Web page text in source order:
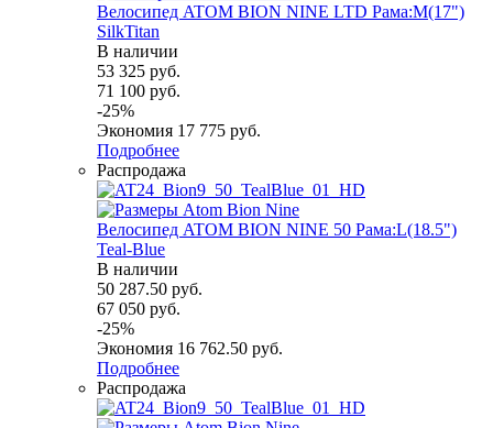
Велосипед ATOM BION NINE LTD Рама:M(17")
SilkTitan
В наличии
53 325 руб.
71 100 руб.
-25%
Экономия 17 775 руб.
Подробнее
Распродажа
Велосипед ATOM BION NINE 50 Рама:L(18.5")
Teal-Blue
В наличии
50 287.50 руб.
67 050 руб.
-25%
Экономия 16 762.50 руб.
Подробнее
Распродажа